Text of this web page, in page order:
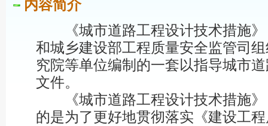
内容简介
《城市道路工程设计技术措施》
和城乡建设部工程质量安全监管司
究院等单位编制的一套以指导城市
文件。
《城市道路工程设计技术措施》
的是为了更好地贯彻落实《建设工